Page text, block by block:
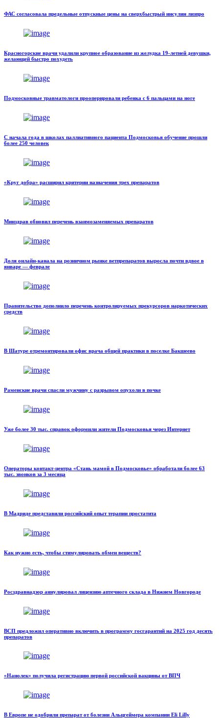
ФАС согласовала предельные отпускные цены на сверхбыстрый инсулин лизпро
Красногорские врачи удалили крупное образование из желудка 19-летней девушки,
желающей быстро похудеть
Подмосковные травматологи прооперировали ребенка с 6 пальцами на ноге
С начала года в школах паллиативного пациента Подмосковья обучение прошли
более 250 человек
«Круг добра» расширил критерии назначения трех препаратов
Минздрав обновил перечень взаимозаменяемых препаратов
Доля онлайн-канала на розничном рынке ветпрепаратов выросла почти вдвое в
январе — феврале
Правительство дополнило перечень контролируемых прекурсоров наркотических
средств
В Шатуре отремонтировали офис врача общей практики в поселке Бакшеево
Раменские врачи спасли мужчину с разрывом опухоли в почке
Уже более 30 тыс. справок оформили жители Подмосковья через Интернет
Операторы контакт-центра «Стань мамой в Подмосковье» обработали более 63
тыс. звонков за 3 месяца
В Мадриде представили российский опыт терапии простатита
Как нужно есть, чтобы стимулировать обмен веществ?
Росздравнадзор аннулировал лицензию аптечного склада в Нижнем Новгороде
ВСП предложил оперативно включить в программу госгарантий на 2025 год десять
препаратов
«Нанолек» получила регистрацию первой российской вакцины от ВПЧ
В Европе не одобрили препарат от болезни Альцгеймера компании Eli Lilly